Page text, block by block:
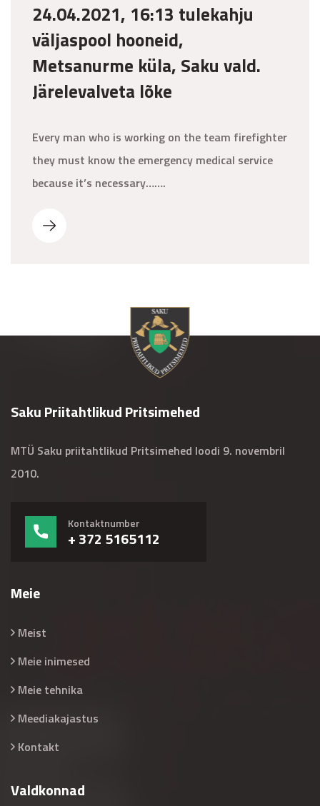
24.04.2021, 16:13 tulekahju
väljaspool hooneid,
Metsanurme küla, Saku vald.
Järelevalveta lõke
Every man who is working on the team firefighter
they must know the emergency medical service
because it’s necessary…….
Saku Priitahtlikud Pritsimehed
MTÜ Saku priitahtlikud Pritsimehed loodi 9. novembril
2010.
Kontaktnumber
+ 372 5165112
Meie
Meist
Meie inimesed
Meie tehnika
Meediakajastus
Kontakt
Valdkonnad